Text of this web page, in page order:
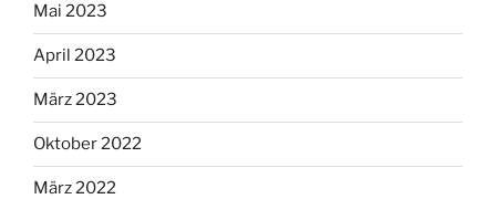
Mai 2023
April 2023
März 2023
Oktober 2022
März 2022